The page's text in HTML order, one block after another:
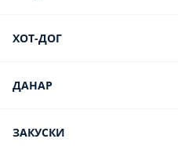
ХОТ-ДОГ
ДАНАР
ЗАКУСКИ